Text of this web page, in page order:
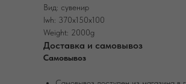
Вид: сувенир
lwh: 370x150x100
Weight: 2000g
Доставка и самовывоз
Самовывоз